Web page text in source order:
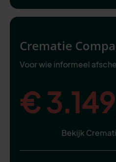
Crematie
Voor wie informeel
€
Bekijk